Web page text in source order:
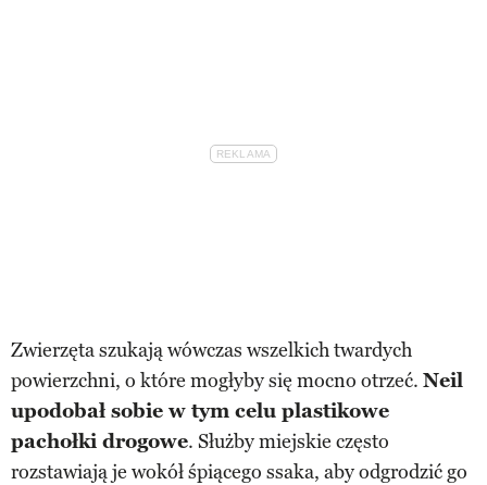
Zwierzęta szukają wówczas wszelkich twardych
powierzchni, o które mogłyby się mocno otrzeć. Neil
upodobał sobie w tym celu plastikowe
pachołki drogowe. Służby miejskie często
rozstawiają je wokół śpiącego ssaka, aby odgrodzić go